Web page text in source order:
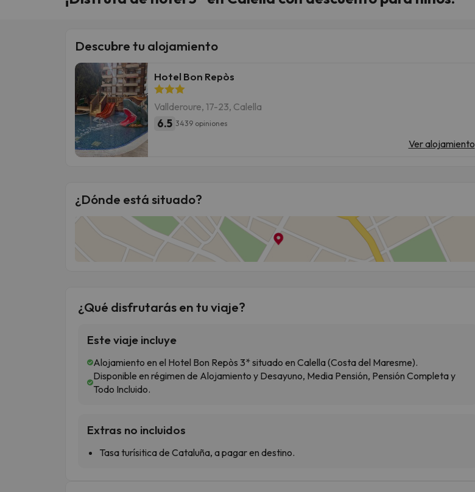
Descubre tu alojamiento
Hotel Bon Repòs
Vallderoure, 17-23, Calella
6.5 3439 opiniones
Ver alojamiento
¿Dónde está situado?
¿Qué disfrutarás en tu viaje?
Este viaje incluye
Alojamiento en el Hotel Bon Repòs 3* situado en Calella (Costa del Maresme).
Disponible en régimen de Alojamiento y Desayuno, Media Pensión, Pensión Completa y
Todo Incluido.
Extras no incluidos
Tasa turísitica de Cataluña, a pagar en destino.